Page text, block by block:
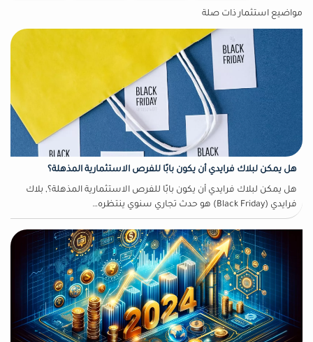
مواضيع استثمار ذات صلة
هل يمكن لبلاك فرايدي أن يكون بابًا للفرص الاستثمارية المذهلة؟
هل يمكن لبلاك فرايدي أن يكون بابًا للفرص الاستثمارية المذهلة؟, بلاك
فرايدي (Black Friday) هو حدث تجاري سنوي ينتظره…